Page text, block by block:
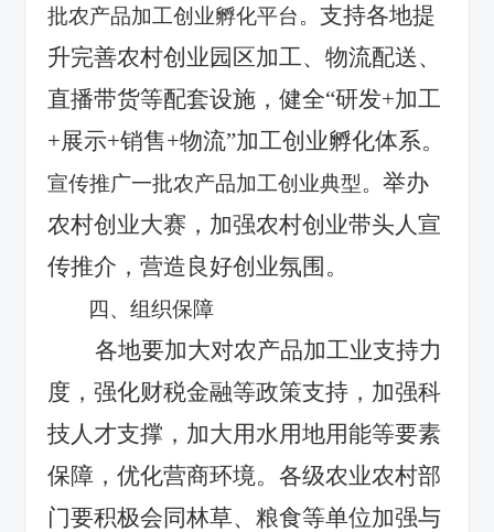
批农产品加工创业孵化平台。支持各地提
升完善农村创业园区加工、物流配送、
直播带货等配套设施，健全“研发+加工
+展示+销售+物流”加工创业孵化体系。
宣传推广一批农产品加工创业典型。举办
农村创业大赛，加强农村创业带头人宣
传推介，营造良好创业氛围。
四、组织保障
各地要加大对农产品加工业支持力
度，强化财税金融等政策支持，加强科
技人才支撑，加大用水用地用能等要素
保障，优化营商环境。各级农业农村部
门要积极会同林草、粮食等单位加强与